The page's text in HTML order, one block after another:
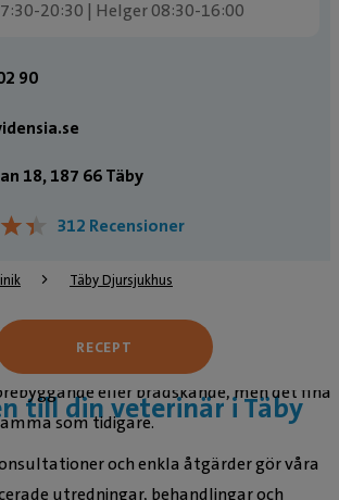
20:30 | Helger 08:30-16:00
90
18, 187 66 Täby
★★
★★ 312 Recensioner
Täby Djursjukhus
till din veterinär i Täby
har blivit Täby Djursjukhus med ökad
och
akutmottagning. Nu kan vi ta
eller brådskande, men det fina
som tidigare.
och enkla åtgärder gör våra
utredningar, behandlingar och
RECEPT